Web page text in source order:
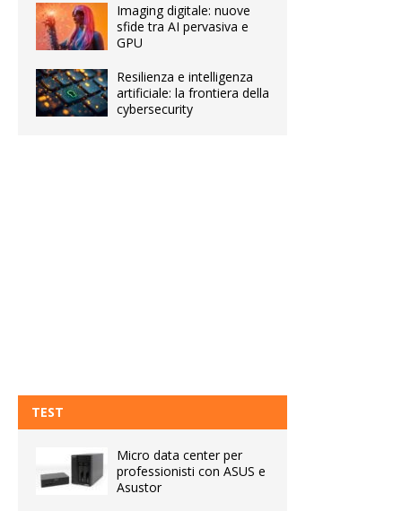
Imaging digitale: nuove
sfide tra AI pervasiva e
GPU
Resilienza e intelligenza
artificiale: la frontiera della
cybersecurity
TEST
Micro data center per
professionisti con ASUS e
Asustor